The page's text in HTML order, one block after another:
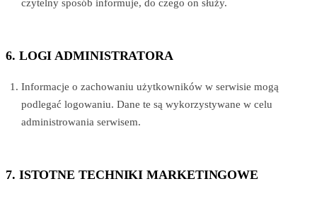
6. LOGI ADMINISTRATORA
Informacje o zachowaniu użytkowników w serwisie mogą
podlegać logowaniu. Dane te są wykorzystywane w celu
administrowania serwisem.
7. ISTOTNE TECHNIKI MARKETINGOWE